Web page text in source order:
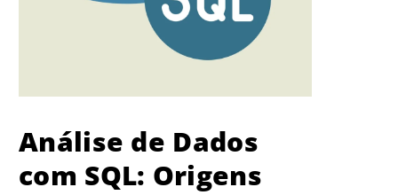
Análise de Dados
com SQL: Origens